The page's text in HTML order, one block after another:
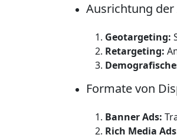
Ausrichtung der
Geotargeting:
Retargeting:
Formate von
Banner Ads:
Rich Media